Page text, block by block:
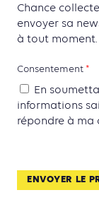
Chance
envoyer sa
à tout moment.
Consentement *
En
informations
répondre à ma